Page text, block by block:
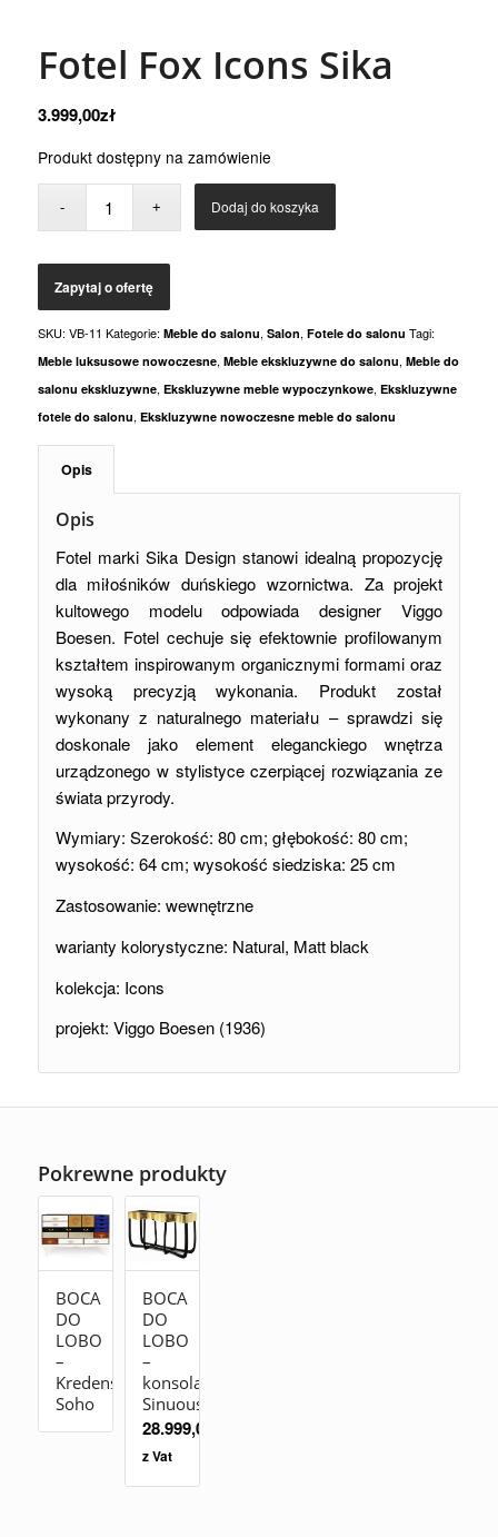
Fotel Fox Icons Sika
3.999,00zł
Produkt dostępny na zamówienie
Dodaj do koszyka
SKU: VB-11 Kategorie: Meble do salonu, Salon, Fotele do salonu Tagi:
Meble luksusowe nowoczesne, Meble ekskluzywne do salonu, Meble do
salonu ekskluzywne, Ekskluzywne meble wypoczynkowe, Ekskluzywne
fotele do salonu, Ekskluzywne nowoczesne meble do salonu
Opis
Opis
Fotel marki Sika Design stanowi idealną propozycję
dla miłośników duńskiego wzornictwa. Za projekt
kultowego modelu odpowiada designer Viggo
Boesen. Fotel cechuje się efektownie profilowanym
kształtem inspirowanym organicznymi formami oraz
wysoką precyzją wykonania. Produkt został
wykonany z naturalnego materiału – sprawdzi się
doskonale jako element eleganckiego wnętrza
urządzonego w stylistyce czerpiącej rozwiązania ze
świata przyrody.
Wymiary: Szerokość: 80 cm; głębokość: 80 cm;
wysokość: 64 cm; wysokość siedziska: 25 cm
Zastosowanie: wewnętrzne
warianty kolorystyczne: Natural, Matt black
kolekcja: Icons
projekt: Viggo Boesen (1936)
Pokrewne produkty
BOCA
DO
LOBO
–
Kredens
Soho
BOCA
DO
LOBO
–
konsola
Sinuous
28.999,00
z Vat